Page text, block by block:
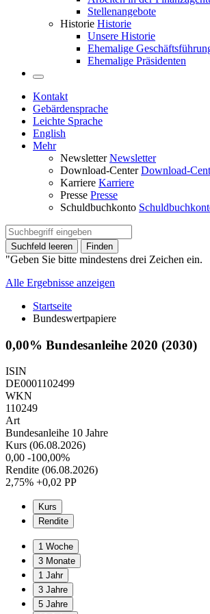
Stellenangebote
Historie Historie
Unsere Historie
Ehemalige
Ehemalige Präsidenten
Kontakt
Gebärdensprache
Leichte Sprache
English
Mehr
Newsletter Newsletter
Download-Center Download-
Karriere Karriere
Presse Presse
Schuldbuchkonto
Suchfeld leeren Finden
"Geben Sie bitte mindestens drei Zeichen ein.
Alle Ergebnisse anzeigen
Startseite
Bundeswertpapiere
0,00% Bundesanleihe 2020 (2030)
ISIN
DE0001102499
WKN
110249
Art
Bundesanleihe 10 Jahre
Kurs (06.08.2026)
0,00 -100,00%
Rendite (06.08.2026)
2,75% +0,02 PP
Kurs
Rendite
1 Woche
3 Monate
1 Jahr
3 Jahre
5 Jahre